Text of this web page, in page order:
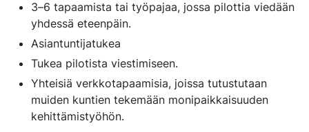
3–6 tapaamista tai työpajaa, jossa pilottia viedään
yhdessä eteenpäin.
Asiantuntijatukea
Tukea pilotista viestimiseen.
Yhteisiä verkkotapaamisia, joissa tutustutaan
muiden kuntien tekemään monipaikkaisuuden
kehittämistyöhön.